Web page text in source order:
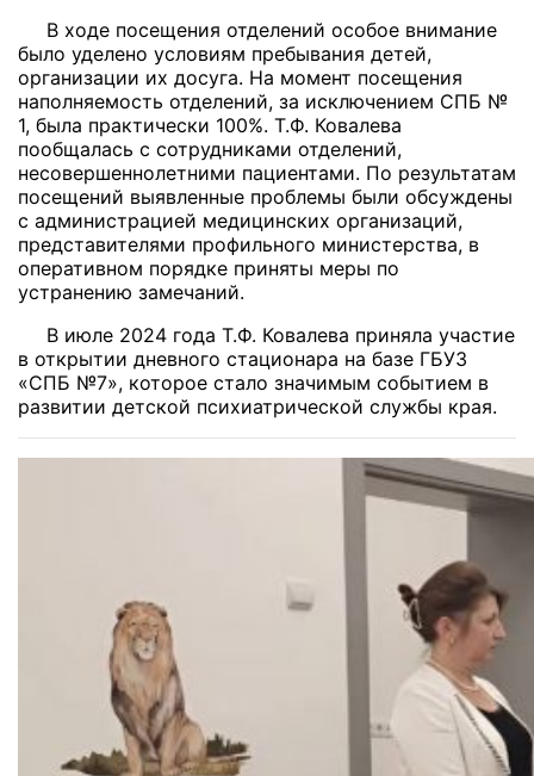
В ходе посещения отделений особое внимание
было уделено условиям пребывания детей,
организации их досуга. На момент посещения
наполняемость отделений, за исключением СПБ №
1, была практически 100%. Т.Ф. Ковалева
пообщалась с сотрудниками отделений,
несовершеннолетними пациентами. По результатам
посещений выявленные проблемы были обсуждены
с администрацией медицинских организаций,
представителями профильного министерства, в
оперативном порядке приняты меры по
устранению замечаний.
В июле 2024 года Т.Ф. Ковалева приняла участие
в открытии дневного стационара на базе ГБУЗ
«СПБ №7», которое стало значимым событием в
развитии детской психиатрической службы края.